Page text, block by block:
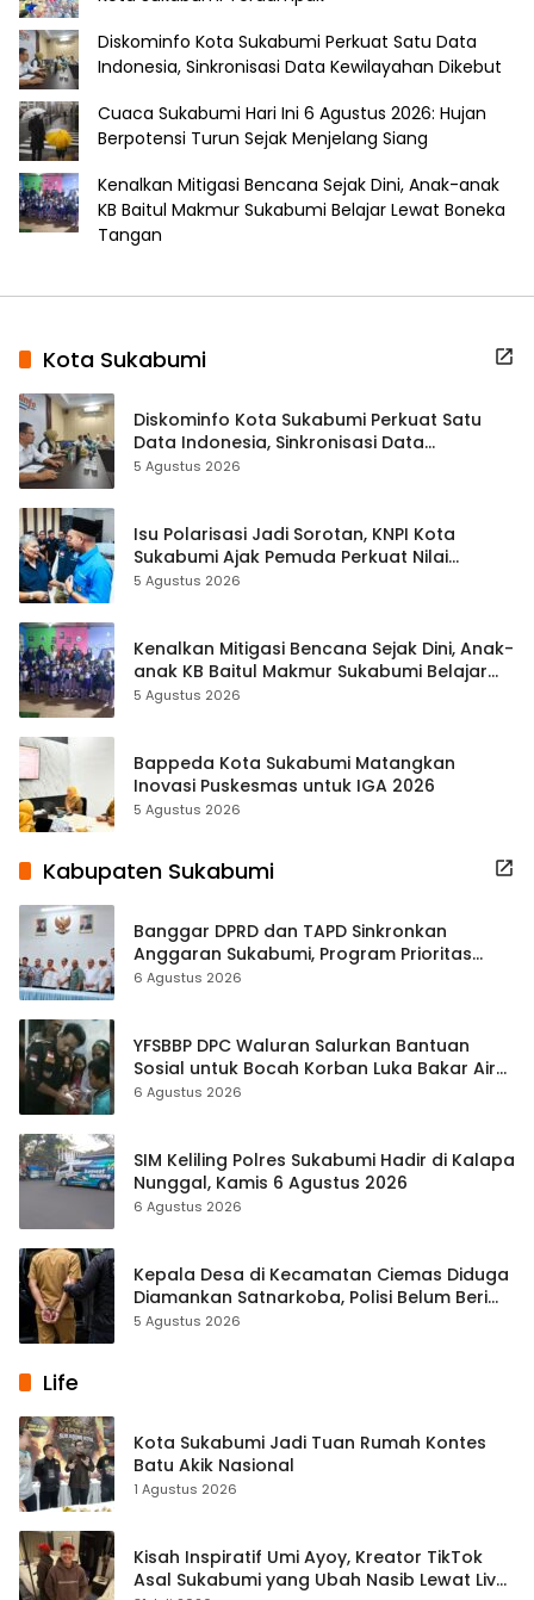
Diskominfo Kota Sukabumi Perkuat Satu Data
Indonesia, Sinkronisasi Data Kewilayahan Dikebut
Cuaca Sukabumi Hari Ini 6 Agustus 2026: Hujan
Berpotensi Turun Sejak Menjelang Siang
Kenalkan Mitigasi Bencana Sejak Dini, Anak-anak
KB Baitul Makmur Sukabumi Belajar Lewat Boneka
Tangan
Kota Sukabumi
Diskominfo Kota Sukabumi Perkuat Satu
Data Indonesia, Sinkronisasi Data
Kewilayahan Dikebut
5 Agustus 2026
Isu Polarisasi Jadi Sorotan, KNPI Kota
Sukabumi Ajak Pemuda Perkuat Nilai
Kebangsaan
5 Agustus 2026
Kenalkan Mitigasi Bencana Sejak Dini, Anak-
anak KB Baitul Makmur Sukabumi Belajar
Lewat Boneka Tangan
5 Agustus 2026
Bappeda Kota Sukabumi Matangkan
Inovasi Puskesmas untuk IGA 2026
5 Agustus 2026
Kabupaten Sukabumi
Banggar DPRD dan TAPD Sinkronkan
Anggaran Sukabumi, Program Prioritas
hingga Pendapatan Dibahas
6 Agustus 2026
YFSBBP DPC Waluran Salurkan Bantuan
Sosial untuk Bocah Korban Luka Bakar Air
Panas
6 Agustus 2026
SIM Keliling Polres Sukabumi Hadir di Kalapa
Nunggal, Kamis 6 Agustus 2026
6 Agustus 2026
Kepala Desa di Kecamatan Ciemas Diduga
Diamankan Satnarkoba, Polisi Belum Beri
Penjelasan Resmi
5 Agustus 2026
Life
Kota Sukabumi Jadi Tuan Rumah Kontes
Batu Akik Nasional
1 Agustus 2026
Kisah Inspiratif Umi Ayoy, Kreator TikTok
Asal Sukabumi yang Ubah Nasib Lewat Live